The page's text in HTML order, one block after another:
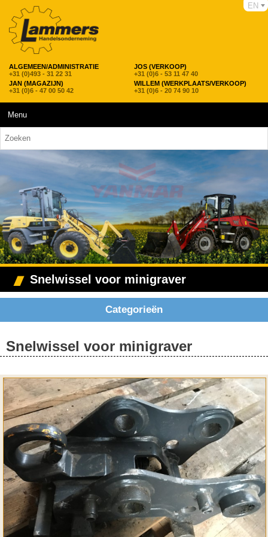
ALGEMEEN/ADMINISTRATIE
+31 (0)493 - 31 22 31
JOS (VERKOOP)
+31 (0)6 - 53 11 47 40
JAN (MAGAZIJN)
+31 (0)6 - 47 00 50 42
WILLEM (WERKPLAATS/VERKOOP)
+31 (0)6 - 20 74 90 10
EN
Menu
Snelwissel voor minigraver
Categorieën
Snelwissel voor minigraver